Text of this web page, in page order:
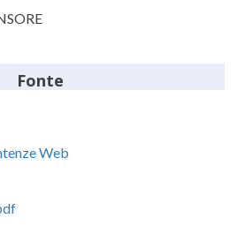
Fonte
Web